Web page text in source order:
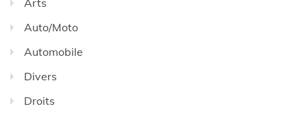
Auto/Moto
Automobile
Divers
Droits